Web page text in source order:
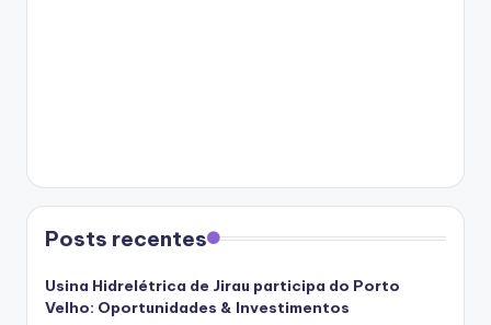
Posts recentes
Usina Hidrelétrica de Jirau participa do Porto
Velho: Oportunidades & Investimentos